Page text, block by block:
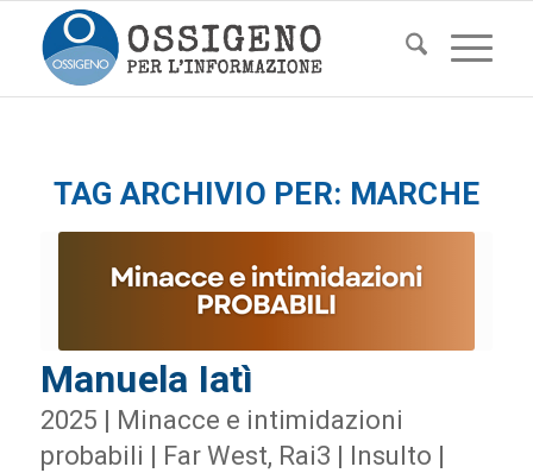
TAG ARCHIVIO PER: MARCHE
Manuela Iatì
2025 | Minacce e intimidazioni
probabili | Far West, Rai3 | Insulto |